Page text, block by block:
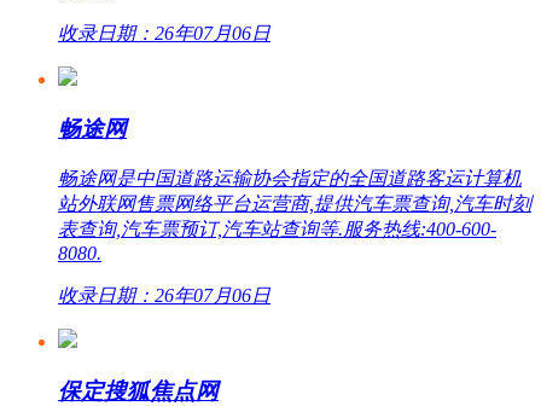
收录日期：26年07月06日
畅途网
畅途网是中国道路运输协会指定的全国道路客运计算机
站外联网售票网络平台运营商,提供汽车票查询,汽车时刻
表查询,汽车票预订,汽车站查询等.服务热线:400-600-
8080.
收录日期：26年07月06日
保定搜狐焦点网